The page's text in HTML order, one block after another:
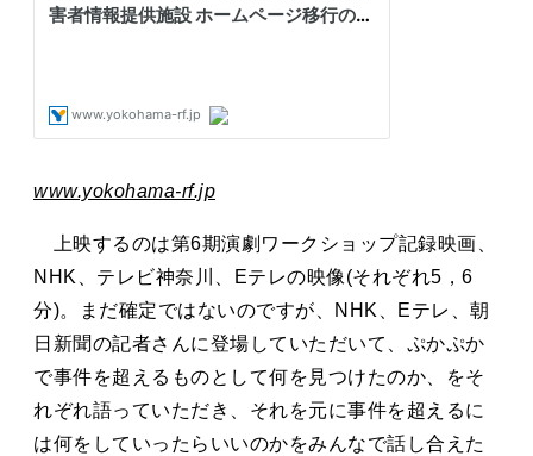
www.yokohama-rf.jp
上映するのは第6期演劇ワークショップ記録映画、
NHK、テレビ神奈川、Eテレの映像(それぞれ5，6
分)。まだ確定ではないのですが、NHK、Eテレ、朝
日新聞の記者さんに登場していただいて、ぷかぷか
で事件を超えるものとして何を見つけたのか、をそ
れぞれ語っていただき、それを元に事件を超えるに
は何をしていったらいいのかをみんなで話し合えた